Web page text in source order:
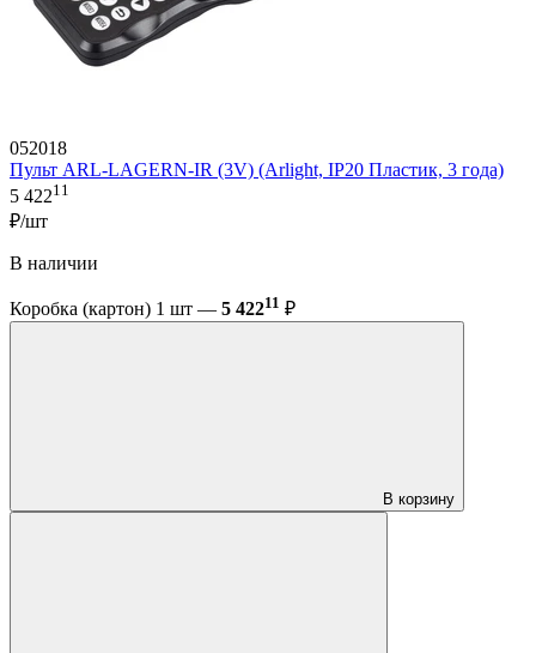
052018
Пульт ARL-LAGERN-IR (3V) (Arlight, IP20 Пластик, 3 года)
5 42211
₽/шт
В наличии
Коробка (картон) 1 шт — 5 42211 ₽
В корзину